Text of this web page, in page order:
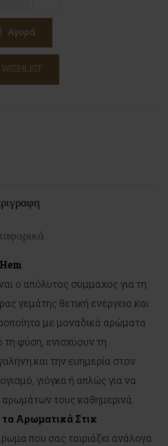
Αγορά
WISHLIST
ο απόλυτος σύμμαχος για τη
γεμάτης θετική ενέργεια και
με μοναδικά αρώματα
φύση, ενισχύουν τη
και την ευημερία στον
γιόγκα ή απλώς για να
τους καθημερινά.
Αρωματικά Στικ
που σας ταιριάζει ανάλογα